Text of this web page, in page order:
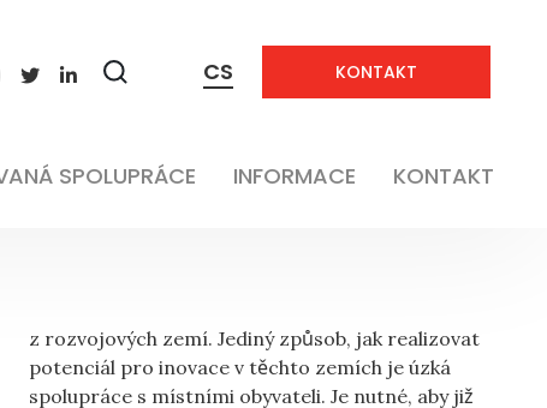
Zobrazit
CS KONTAKT
SPOLUPRÁCE INFORMACE KONTAKT
z rozvojových zemí. Jediný způsob, jak realizovat
potenciál pro inovace v těchto zemích je úzká
spolupráce s místními obyvateli. Je nutné, aby již